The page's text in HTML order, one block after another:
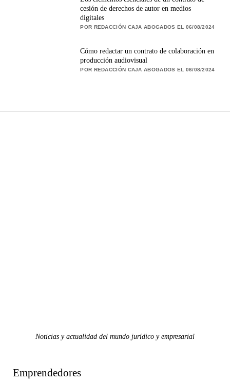
cesión de derechos de autor en medios
digitales
POR REDACCIÓN CAJA ABOGADOS EL 06/08/2024
Cómo redactar un contrato de colaboración en
producción audiovisual
POR REDACCIÓN CAJA ABOGADOS EL 06/08/2024
Noticias y actualidad del mundo jurídico y empresarial
Emprendedores